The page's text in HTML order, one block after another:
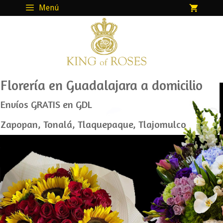
Menú
Florería en Guadalajara a domicilio
Envíos GRATIS en GDL
Zapopan, Tonalá, Tlaquepaque, Tlajomulco